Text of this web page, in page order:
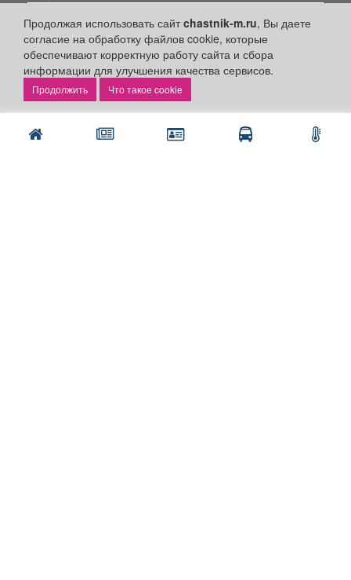
Продолжая использовать сайтchastnik-m.ru, Вы даете
согласие на обработку файлов cookie, которые
обеспечивают корректную работу сайта и сбора
информации для улучшения качества сервисов.
Что такое cookie
Подать объявление в газету
Поздравить
Скачать газету "Частник-М"
Рекламодателям:
Бизнес-кабинет